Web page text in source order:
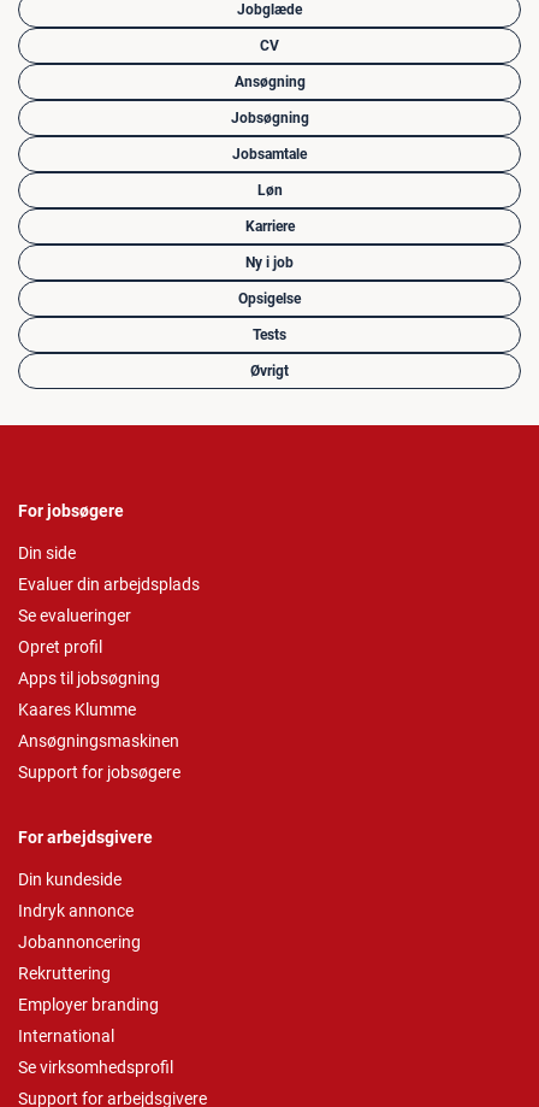
Jobglæde
CV
Ansøgning
Jobsøgning
Jobsamtale
Løn
Karriere
Ny i job
Opsigelse
Tests
Øvrigt
For jobsøgere
Din side
Evaluer din arbejdsplads
Se evalueringer
Opret profil
Apps til jobsøgning
Kaares Klumme
Ansøgningsmaskinen
Support for jobsøgere
For arbejdsgivere
Din kundeside
Indryk annonce
Jobannoncering
Rekruttering
Employer branding
International
Se virksomhedsprofil
Support for arbejdsgivere